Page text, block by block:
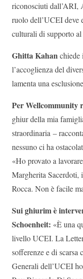
riconosciuti dall’ARI,
ruolo dell’UCEI deve
culturali di supporto
Ghitta Kahanchiede
l’accoglienza del
lamenta una
Per Wellcommunity
ghiur della mia
straordinaria –
nessuno ci ha
«Ho provato a
Margherita Sacerdoti,
Rocca. Non è facile
Sui ghiurim è
Schoenheit: «È una
livello UCEI. La
sofferenze e di
Generali dell’UCEI